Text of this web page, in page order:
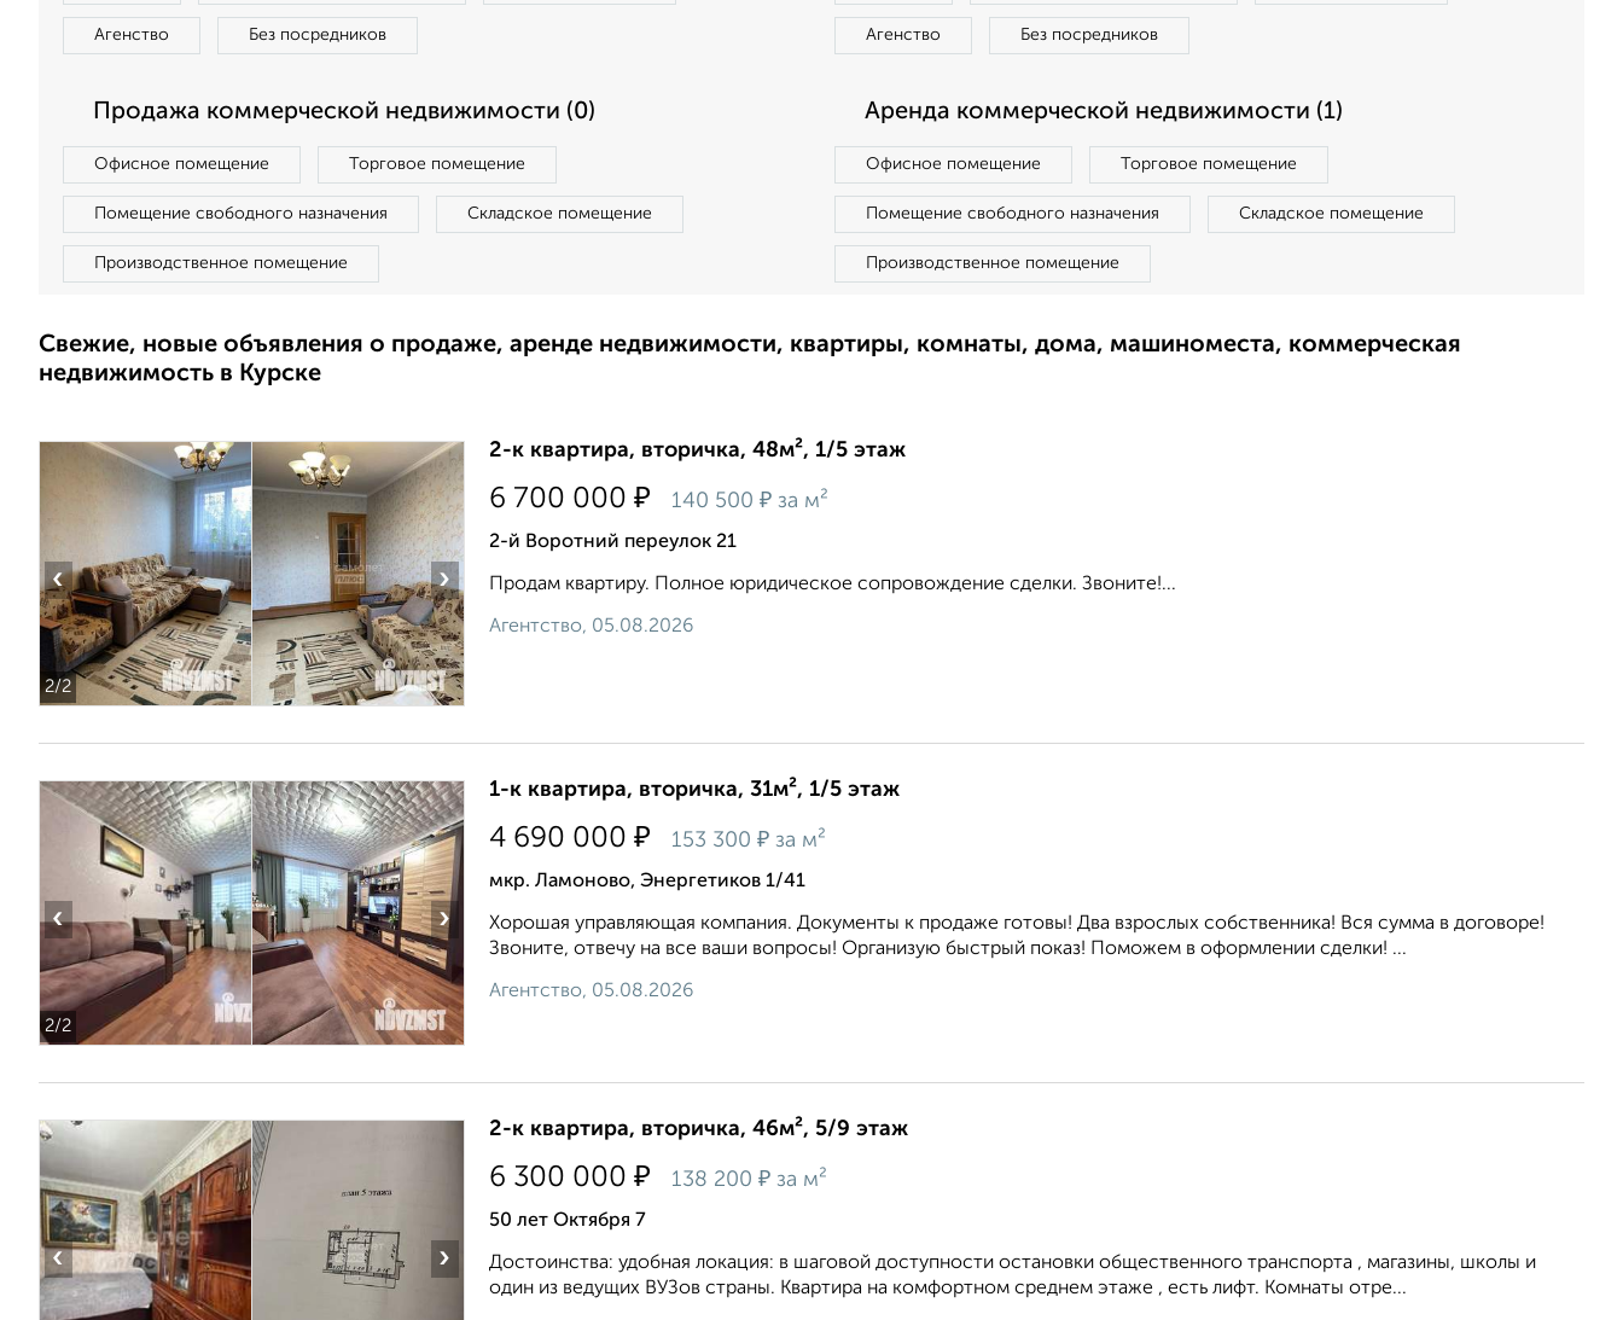
Агенство Без посредников Агенство Без посредников
Продажа коммерческой недвижимости (0)
Офисное помещение Торговое помещение
Помещение свободного назначения Складское помещение
Производственное помещение
Аренда коммерческой недвижимости (1)
Офисное помещение Торговое помещение
Помещение свободного назначения Складское помещение
Производственное помещение
Свежие, новые объявления о продаже, аренде недвижимости, квартиры, комнаты, дома, машиноместа, коммерческая
недвижимость в Курске
2/2
‹ ›
2-к квартира, вторичка, 48м², 1/5 этаж
6 700 000 ₽ 140 500 ₽ за м²
2-й Воротний переулок 21
Продам квартиру. Полное юридическое сопровождение сделки. Звоните!...
Агентство, 05.08.2026
2/2
‹ ›
1-к квартира, вторичка, 31м², 1/5 этаж
4 690 000 ₽ 153 300 ₽ за м²
мкр. Ламоново, Энергетиков 1/41
Хорошая управляющая компания. Документы к продаже готовы! Два взрослых собственника! Вся сумма в договоре!
Звоните, отвечу на все ваши вопросы! Организую быстрый показ! Поможем в оформлении сделки! ...
Агентство, 05.08.2026
‹ ›
2-к квартира, вторичка, 46м², 5/9 этаж
6 300 000 ₽ 138 200 ₽ за м²
50 лет Октября 7
Достоинства: удобная локация: в шаговой доступности остановки общественного транспорта , магазины, школы и
один из ведущих ВУЗов страны. Квартира на комфортном среднем этаже , есть лифт. Комнаты отре...